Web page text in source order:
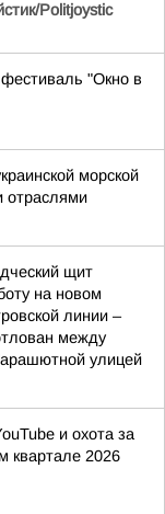
Politjoystic
"Окно в
морской
отраслями
щит
на новом
линии –
между
улицей
и охота за
квартале 2026